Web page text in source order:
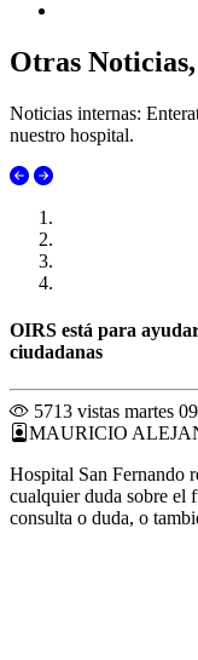
Otras
Noticias internas:
nuestro hospital.
OIRS está para
ciudadanas
5713 vistas martes
MAURICIO
Hospital San Fernando
cualquier duda sobre el
consulta o duda, o